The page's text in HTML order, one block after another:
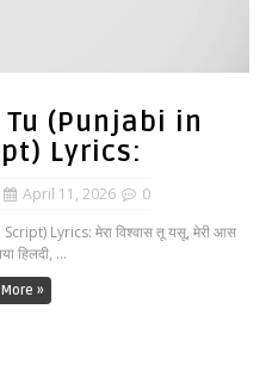
(Punjabi in
Lyrics:
April 11, 2026
0
Lyrics: मेरा विश्वास तू यसू, मेरी आस
हिलदी, ...
»